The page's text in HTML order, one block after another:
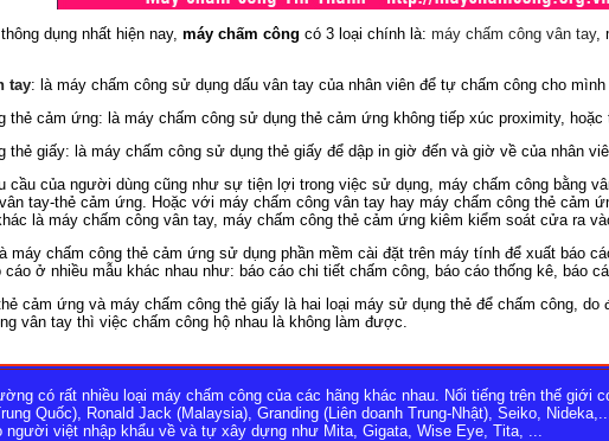
dụng nhất hiện nay, máy chấm công có 3 loại chính là: máy chấm công vân tay,
tay: là máy chấm công sử dụng dấu vân tay của nhân viên để tự chấm công cho
cảm ứng: là máy chấm công sử dụng thẻ cảm ứng không tiếp xúc proximity, hoặc
giấy: là máy chấm công sử dụng thẻ giấy để dập in giờ đến và giờ về của nhân
cầu của người dùng cũng như sự tiện lợi trong việc sử dụng, máy chấm công bằng
tay-thẻ cảm ứng. Hoặc với máy chấm công vân tay hay máy chấm công thẻ cảm
là máy chấm công vân tay, máy chấm công thẻ cảm ứng kiêm kiểm soát cửa ra
máy chấm công thẻ cảm ứng sử dụng phần mềm cài đặt trên máy tính để xuất báo
ở nhiều mẫu khác nhau như: báo cáo chi tiết chấm công, báo cáo thống kê, báo
cảm ứng và máy chấm công thẻ giấy là hai loại máy sử dụng thẻ để chấm công, do
vân tay thì việc chấm công hộ nhau là không làm được.
có rất nhiều loại máy chấm công của các hãng khác nhau. Nổi tiếng trên thế giới
Quốc), Ronald Jack (Malaysia), Granding (Liên doanh Trung-Nhật), Seiko,
người việt nhập khẩu về và tự xây dựng như Mita, Gigata, Wise Eye, Tita, ...